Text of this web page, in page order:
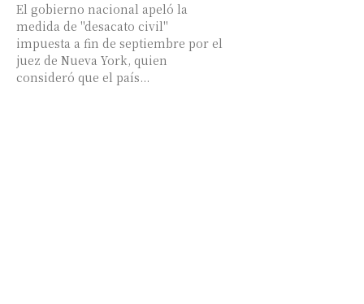
El gobierno nacional apeló la
medida de "desacato civil"
impuesta a fin de septiembre por el
juez de Nueva York, quien
consideró que el país...